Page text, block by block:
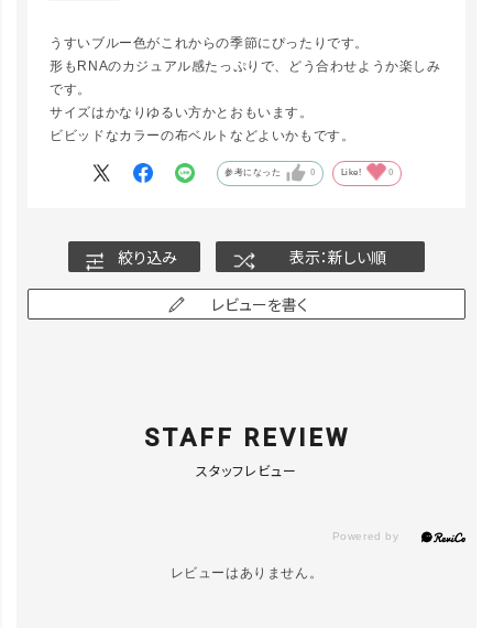
うすいブルー色がこれからの季節にぴったりです。
形もRNAのカジュアル感たっぷりで、どう合わせようか楽しみ
です。
サイズはかなりゆるい方かとおもいます。
ビビッドなカラーの布ベルトなどよいかもです。
参考になった 0 Like! 0
絞り込み 表示：新しい順
レビューを書く
STAFF REVIEW
スタッフレビュー
レビューはありません。